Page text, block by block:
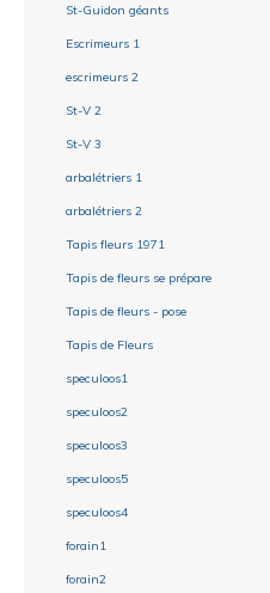
St-Guidon géants
Escrimeurs 1
escrimeurs 2
St-V 2
St-V 3
arbalétriers 1
arbalétriers 2
Tapis fleurs 1971
Tapis de fleurs se prépare
Tapis de fleurs - pose
Tapis de Fleurs
speculoos1
speculoos2
speculoos3
speculoos5
speculoos4
forain1
forain2